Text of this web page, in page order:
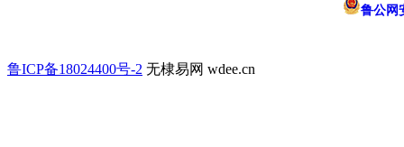
鲁公网
鲁ICP备18024400号-2 无棣易网 wdee.cn